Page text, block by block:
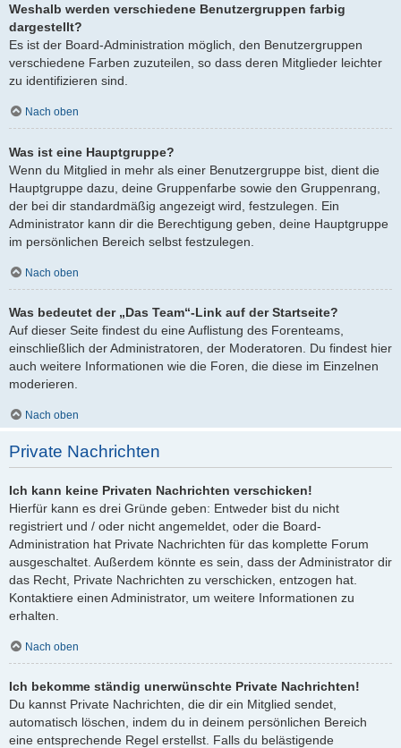
Weshalb werden verschiedene Benutzergruppen farbig
dargestellt?
Es ist der Board-Administration möglich, den Benutzergruppen
verschiedene Farben zuzuteilen, so dass deren Mitglieder leichter
zu identifizieren sind.
Nach oben
Was ist eine Hauptgruppe?
Wenn du Mitglied in mehr als einer Benutzergruppe bist, dient die
Hauptgruppe dazu, deine Gruppenfarbe sowie den Gruppenrang,
der bei dir standardmäßig angezeigt wird, festzulegen. Ein
Administrator kann dir die Berechtigung geben, deine Hauptgruppe
im persönlichen Bereich selbst festzulegen.
Nach oben
Was bedeutet der „Das Team“-Link auf der Startseite?
Auf dieser Seite findest du eine Auflistung des Forenteams,
einschließlich der Administratoren, der Moderatoren. Du findest hier
auch weitere Informationen wie die Foren, die diese im Einzelnen
moderieren.
Nach oben
Private Nachrichten
Ich kann keine Privaten Nachrichten verschicken!
Hierfür kann es drei Gründe geben: Entweder bist du nicht
registriert und / oder nicht angemeldet, oder die Board-
Administration hat Private Nachrichten für das komplette Forum
ausgeschaltet. Außerdem könnte es sein, dass der Administrator dir
das Recht, Private Nachrichten zu verschicken, entzogen hat.
Kontaktiere einen Administrator, um weitere Informationen zu
erhalten.
Nach oben
Ich bekomme ständig unerwünschte Private Nachrichten!
Du kannst Private Nachrichten, die dir ein Mitglied sendet,
automatisch löschen, indem du in deinem persönlichen Bereich
eine entsprechende Regel erstellst. Falls du belästigende